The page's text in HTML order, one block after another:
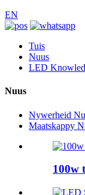
EN
Tuis
Nuus
LED
Nuus
Nywerheid
Maatskappy
100w